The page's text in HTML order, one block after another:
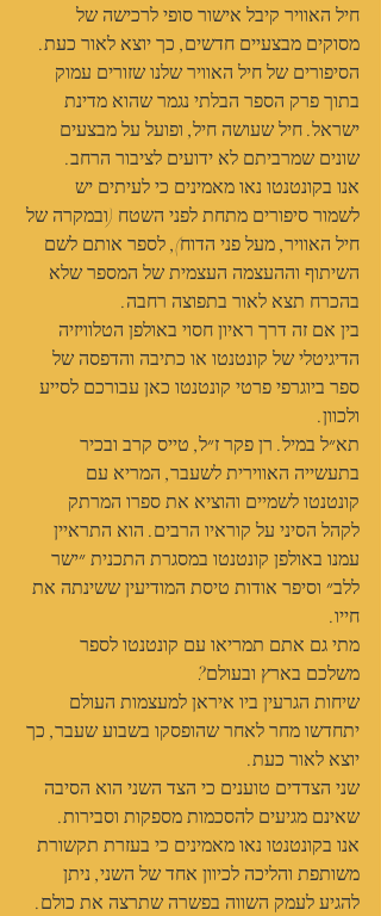
חיל האוויר קיבל אישור סופי לרכישה של
מסוקים מבצעיים חדשים, כך יוצא לאור כעת.
הסיפורים של חיל האוויר שלנו שזורים עמוק
בתוך פרק הספר הבלתי נגמר שהוא מדינת
ישראל. חיל שעושה חיל, ופועל על מבצעים
שונים שמרביתם לא ידועים לציבור הרחב.
אנו בקונטנטו נאו מאמינים כי לעיתים יש
לשמור סיפורים מתחת לפני השטח (ובמקרה של
חיל האוויר, מעל פני הדוח), לספר אותם לשם
השיתוף וההעצמה העצמית של המספר שלא
בהכרח תצא לאור בתפוצה רחבה.
בין אם זה דרך ראיון חסוי באולפן הטלוויזיה
הדיגיטלי של קונטנטו או כתיבה והדפסה של
ספר ביוגרפי פרטי קונטנטו כאן עבורכם לסייע
ולכוון.
תא״ל במיל. רן פקר ז״ל, טייס קרב ובכיר
בתעשייה האווירית לשעבר, המריא עם
קונטנטו לשמיים והוציא את ספרו המרתק
לקהל הסיני על קוראיו הרבים. הוא התראיין
עמנו באולפן קונטנטו במסגרת התכנית ״ישר
ללב״ וסיפר אודות טיסת המודיעין ששינתה את
חייו.
מתי גם אתם תמריאו עם קונטנטו לספר
משלכם בארץ ובעולם?
שיחות הגרעין ביו איראן למעצמות העולם
יתחדשו מחר לאחר שהופסקו בשבוע שעבר, כך
יוצא לאור כעת.
שני הצדדים טוענים כי הצד השני הוא הסיבה
שאינם מגיעים להסכמות מספקות וסבירות.
אנו בקונטנטו נאו מאמינים כי בעזרת תקשורת
משותפת והליכה לכיוון אחד של השני, ניתן
להגיע לעמק השווה בפשרה שתרצה את כולם.